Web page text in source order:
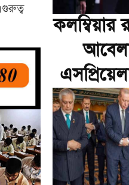
কলম্বিয়ার